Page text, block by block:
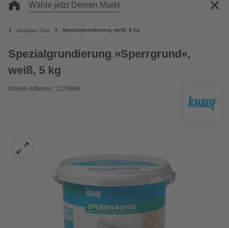
Wähle jetzt Deinen Markt
sonstiger Putz Spezialgrundierung, weiß, 5 kg
Spezialgrundierung »Sperrgrund«,
weiß, 5 kg
Online-Artikelnr.: 1170948